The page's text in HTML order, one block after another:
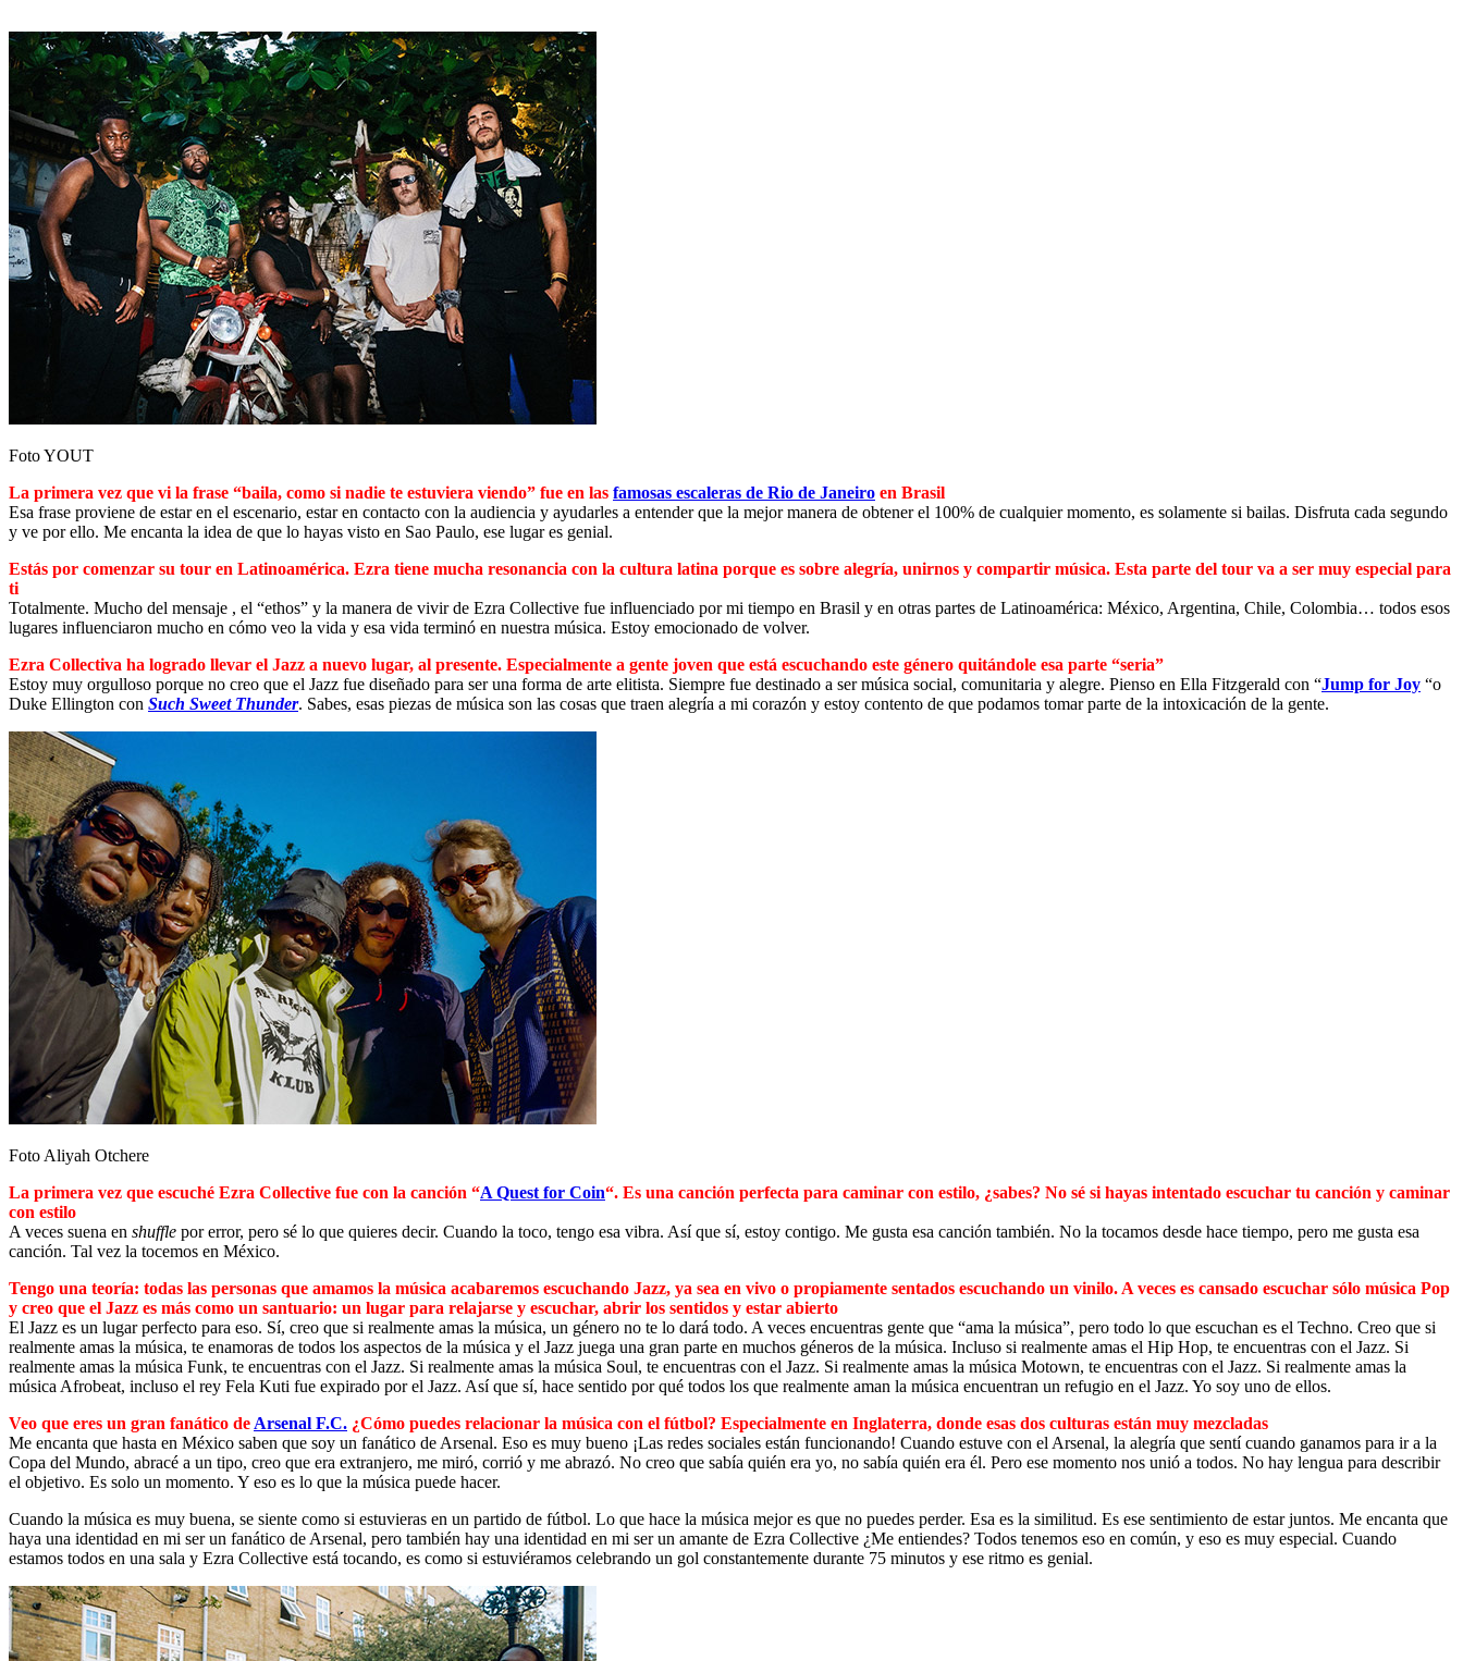
Foto YOUT
La primera vez que vi la frase “baila, como si nadie te estuviera viendo” fue en las famosas escaleras de Rio de Janeiro en Brasil
Esa frase proviene de estar en el escenario, estar en contacto con la audiencia y ayudarles a entender que la mejor manera de obtener el 100% de cualquier momento, es solamente si bailas. Disfruta cada segundo
y ve por ello. Me encanta la idea de que lo hayas visto en Sao Paulo, ese lugar es genial.
Estás por comenzar su tour en Latinoamérica. Ezra tiene mucha resonancia con la cultura latina porque es sobre alegría, unirnos y compartir música. Esta parte del tour va a ser muy especial para
ti
Totalmente. Mucho del mensaje , el “ethos” y la manera de vivir de Ezra Collective fue influenciado por mi tiempo en Brasil y en otras partes de Latinoamérica: México, Argentina, Chile, Colombia… todos esos
lugares influenciaron mucho en cómo veo la vida y esa vida terminó en nuestra música. Estoy emocionado de volver.
Ezra Collectiva ha logrado llevar el Jazz a nuevo lugar, al presente. Especialmente a gente joven que está escuchando este género quitándole esa parte “seria”
Estoy muy orgulloso porque no creo que el Jazz fue diseñado para ser una forma de arte elitista. Siempre fue destinado a ser música social, comunitaria y alegre. Pienso en Ella Fitzgerald con “Jump for Joy “o
Duke Ellington con Such Sweet Thunder. Sabes, esas piezas de música son las cosas que traen alegría a mi corazón y estoy contento de que podamos tomar parte de la intoxicación de la gente.
Foto Aliyah Otchere
La primera vez que escuché Ezra Collective fue con la canción “A Quest for Coin“. Es una canción perfecta para caminar con estilo, ¿sabes? No sé si hayas intentado escuchar tu canción y caminar
con estilo
A veces suena en shuffle por error, pero sé lo que quieres decir. Cuando la toco, tengo esa vibra. Así que sí, estoy contigo. Me gusta esa canción también. No la tocamos desde hace tiempo, pero me gusta esa
canción. Tal vez la tocemos en México.
Tengo una teoría: todas las personas que amamos la música acabaremos escuchando Jazz, ya sea en vivo o propiamente sentados escuchando un vinilo. A veces es cansado escuchar sólo música Pop
y creo que el Jazz es más como un santuario: un lugar para relajarse y escuchar, abrir los sentidos y estar abierto
El Jazz es un lugar perfecto para eso. Sí, creo que si realmente amas la música, un género no te lo dará todo. A veces encuentras gente que “ama la música”, pero todo lo que escuchan es el Techno. Creo que si
realmente amas la música, te enamoras de todos los aspectos de la música y el Jazz juega una gran parte en muchos géneros de la música. Incluso si realmente amas el Hip Hop, te encuentras con el Jazz. Si
realmente amas la música Funk, te encuentras con el Jazz. Si realmente amas la música Soul, te encuentras con el Jazz. Si realmente amas la música Motown, te encuentras con el Jazz. Si realmente amas la
música Afrobeat, incluso el rey Fela Kuti fue expirado por el Jazz. Así que sí, hace sentido por qué todos los que realmente aman la música encuentran un refugio en el Jazz. Yo soy uno de ellos.
Veo que eres un gran fanático deArsenal F.C. ¿Cómo puedes relacionar la música con el fútbol? Especialmente en Inglaterra, donde esas dos culturas están muy mezcladas
Me encanta que hasta en México saben que soy un fanático de Arsenal. Eso es muy bueno ¡Las redes sociales están funcionando! Cuando estuve con el Arsenal, la alegría que sentí cuando ganamos para ir a la
Copa del Mundo, abracé a un tipo, creo que era extranjero, me miró, corrió y me abrazó. No creo que sabía quién era yo, no sabía quién era él. Pero ese momento nos unió a todos. No hay lengua para describir
el objetivo. Es solo un momento. Y eso es lo que la música puede hacer.
Cuando la música es muy buena, se siente como si estuvieras en un partido de fútbol. Lo que hace la música mejor es que no puedes perder. Esa es la similitud. Es ese sentimiento de estar juntos. Me encanta que
haya una identidad en mi ser un fanático de Arsenal, pero también hay una identidad en mi ser un amante de Ezra Collective ¿Me entiendes? Todos tenemos eso en común, y eso es muy especial. Cuando
estamos todos en una sala y Ezra Collective está tocando, es como si estuviéramos celebrando un gol constantemente durante 75 minutos y ese ritmo es genial.